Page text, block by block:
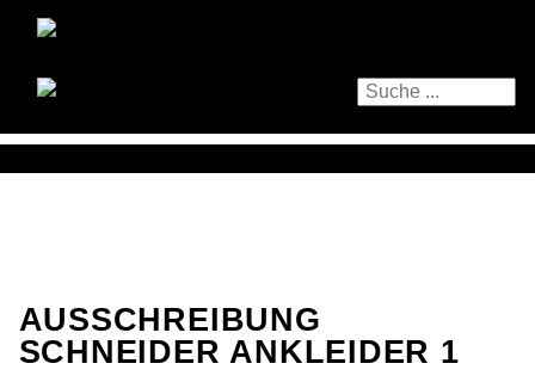
AUSSCHREIBUNG
SCHNEIDER ANKLEIDER 1